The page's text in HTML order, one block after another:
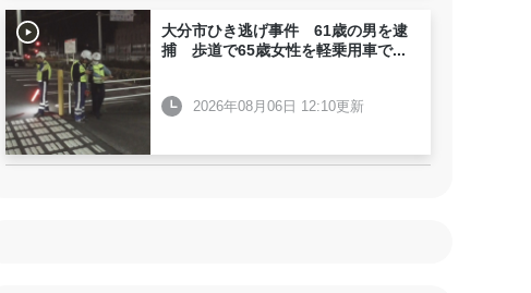
大分市ひき逃げ事件 61歳の男を逮
捕 歩道で65歳女性を軽乗用車で...
2026年08月06日 12:10更新